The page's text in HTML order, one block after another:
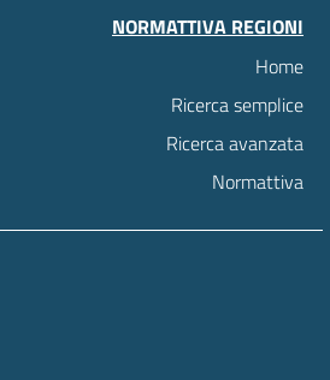
NORMATTIVA REGIONI
Home
Ricerca semplice
Ricerca avanzata
Normattiva